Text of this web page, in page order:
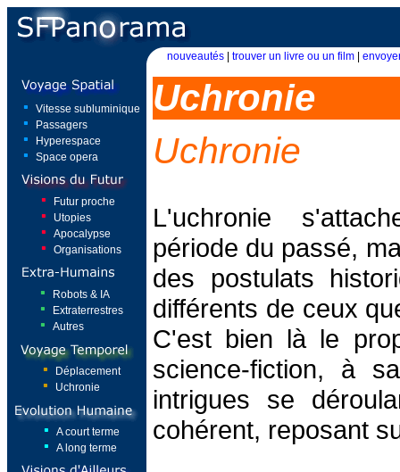
nouveautés trouver un livre ou un film
Vitesse subluminique
Passagers
Hyperespace
Space opera
Futur proche
Utopies
Apocalypse
Organisations
Robots & IA
Extraterrestres
Autres
Déplacement
Uchronie
A court terme
A long terme
Uchronie
Uchronie
L'uchronie
période du passé,
des postulats
différents de ceux
C'est bien là le
science-fiction, à
intrigues se
cohérent, reposant